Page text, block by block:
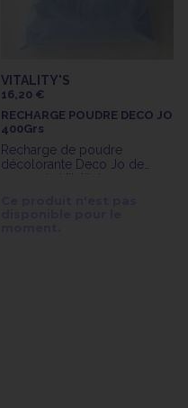
VITALITY'S
16,20 €
RECHARGE POUDRE DECO JO
400Grs
Recharge de poudre
décolorante Deco Jo de
400gr de Vitality's